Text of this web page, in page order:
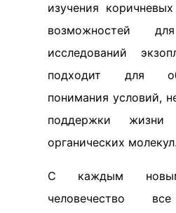
изучения
возможностей
исследований
подходит для
понимания условий,
поддержки
органических молекул.
С каждым
человечество